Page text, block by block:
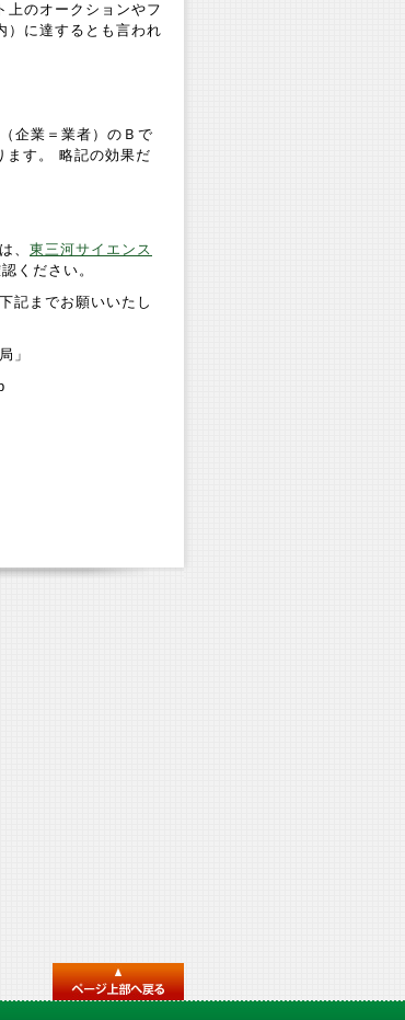
のオークションやフ
）に達するとも言われ
企業＝業者）のＢで
ます。 略記の効果だ
、 東三河サイエンス
ください。
記までお願いいたし
」